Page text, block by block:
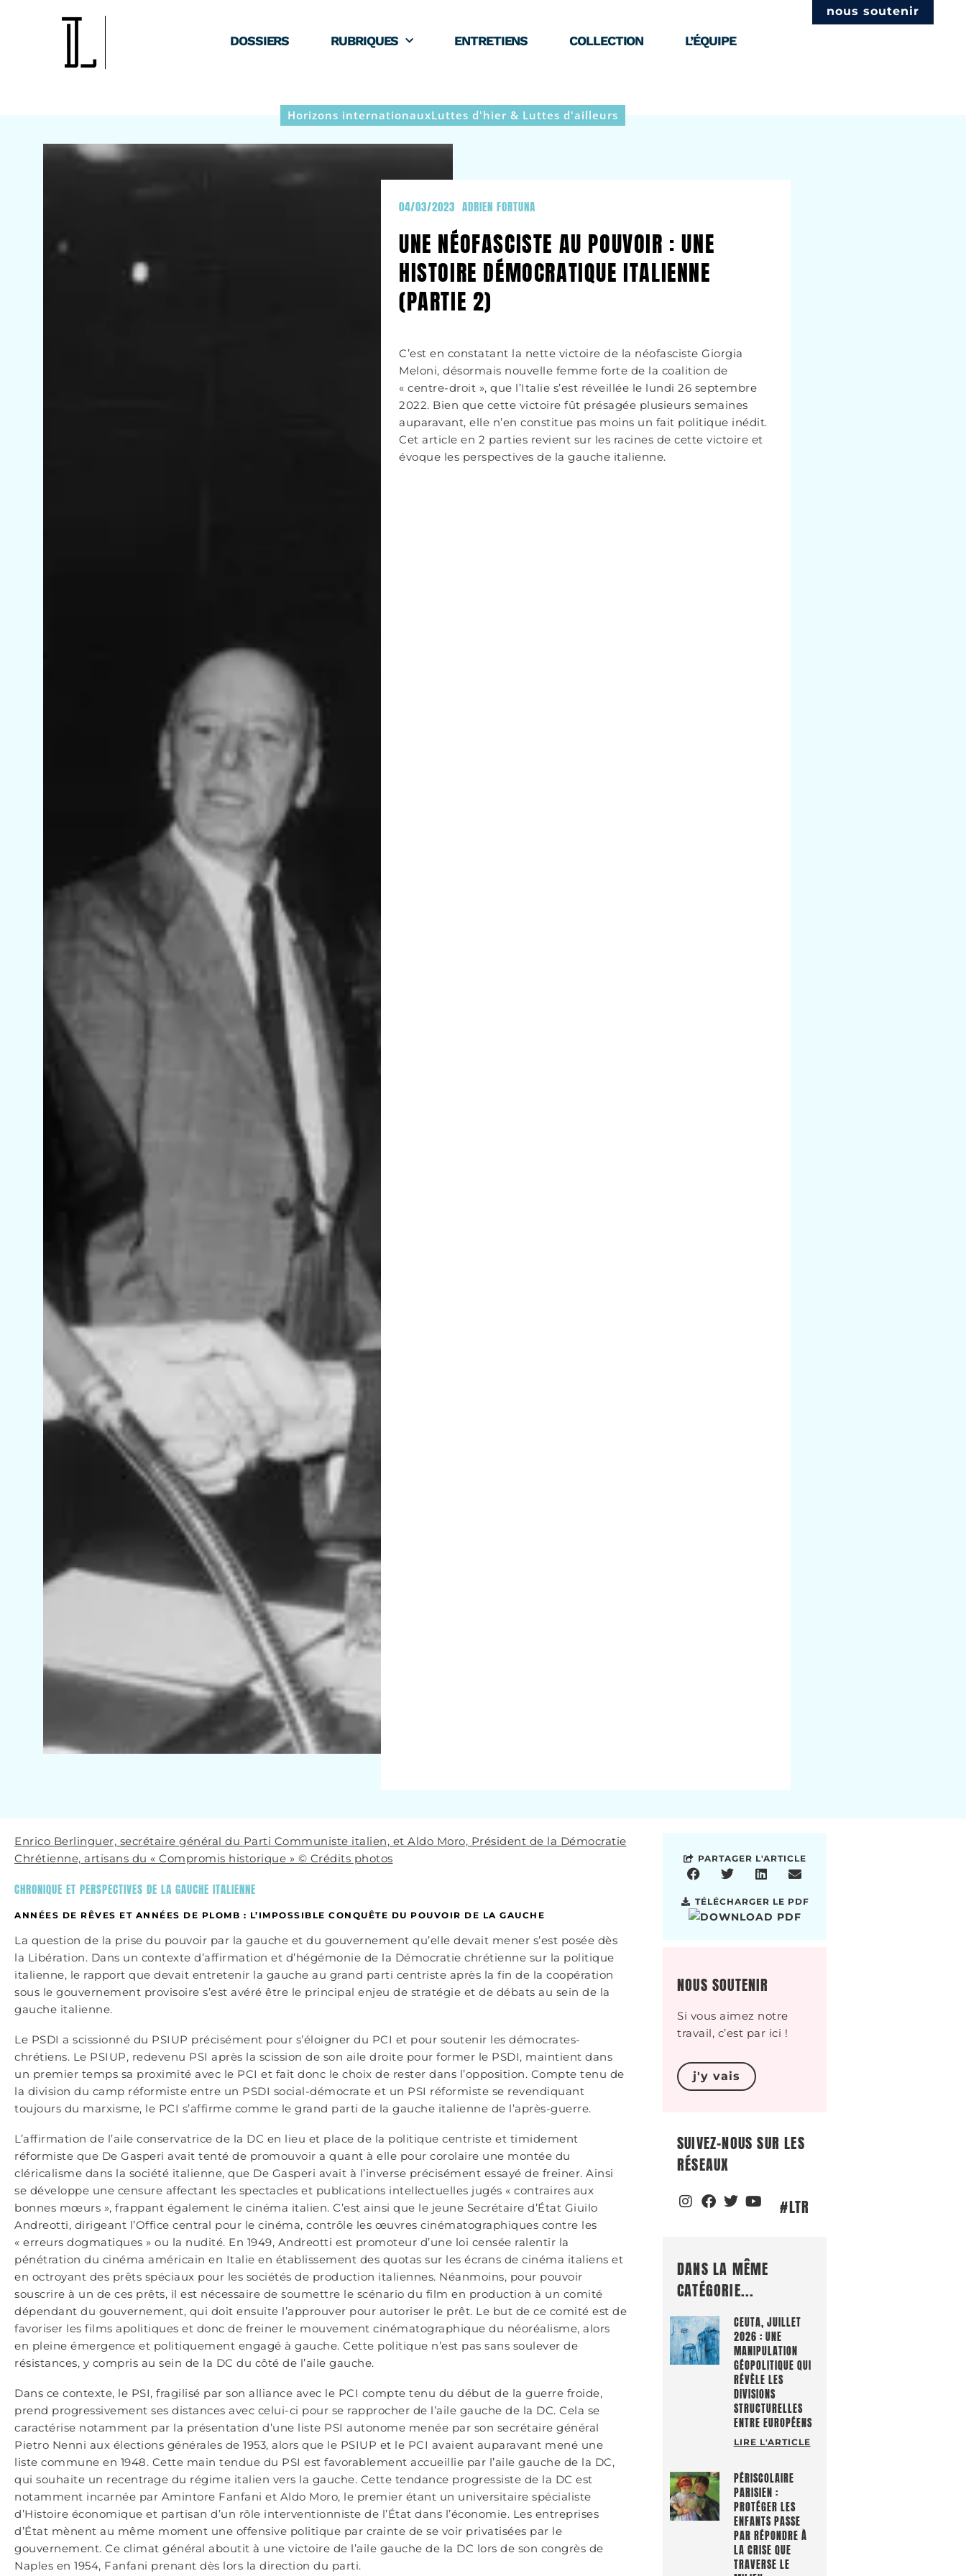
DOSSIERS RUBRIQUES ENTRETIENS COLLECTION L’ÉQUIPE
nous soutenir
Horizons internationauxLuttes d'hier & Luttes d'ailleurs
04/03/2023 ADRIEN FORTUNA
UNE NÉOFASCISTE AU POUVOIR : UNE
HISTOIRE DÉMOCRATIQUE ITALIENNE
(PARTIE 2)
C’est en constatant la nette victoire de la néofasciste Giorgia
Meloni, désormais nouvelle femme forte de la coalition de
« centre-droit », que l’Italie s’est réveillée le lundi 26 septembre
2022. Bien que cette victoire fût présagée plusieurs semaines
auparavant, elle n’en constitue pas moins un fait politique inédit.
Cet article en 2 parties revient sur les racines de cette victoire et
évoque les perspectives de la gauche italienne.
Enrico Berlinguer, secrétaire général du Parti Communiste italien, et Aldo Moro, Président de la Démocratie
Chrétienne, artisans du « Compromis historique » © Crédits photos
CHRONIQUE ET PERSPECTIVES DE LA GAUCHE ITALIENNE
ANNÉES DE RÊVES ET ANNÉES DE PLOMB : L’IMPOSSIBLE CONQUÊTE DU POUVOIR DE LA GAUCHE
La question de la prise du pouvoir par la gauche et du gouvernement qu’elle devait mener s’est posée dès
la Libération. Dans un contexte d’affirmation et d’hégémonie de la Démocratie chrétienne sur la politique
italienne, le rapport que devait entretenir la gauche au grand parti centriste après la fin de la coopération
sous le gouvernement provisoire s’est avéré être le principal enjeu de stratégie et de débats au sein de la
gauche italienne.
Le PSDI a scissionné du PSIUP précisément pour s’éloigner du PCI et pour soutenir les démocrates-
chrétiens. Le PSIUP, redevenu PSI après la scission de son aile droite pour former le PSDI, maintient dans
un premier temps sa proximité avec le PCI et fait donc le choix de rester dans l’opposition. Compte tenu de
la division du camp réformiste entre un PSDI social-démocrate et un PSI réformiste se revendiquant
toujours du marxisme, le PCI s’affirme comme le grand parti de la gauche italienne de l’après-guerre.
L’affirmation de l’aile conservatrice de la DC en lieu et place de la politique centriste et timidement
réformiste que De Gasperi avait tenté de promouvoir a quant à elle pour corolaire une montée du
cléricalisme dans la société italienne, que De Gasperi avait à l’inverse précisément essayé de freiner. Ainsi
se développe une censure affectant les spectacles et publications intellectuelles jugés « contraires aux
bonnes mœurs », frappant également le cinéma italien. C’est ainsi que le jeune Secrétaire d’État Giuilo
Andreotti, dirigeant l’Office central pour le cinéma, contrôle les œuvres cinématographiques contre les
« erreurs dogmatiques » ou la nudité. En 1949, Andreotti est promoteur d’une loi censée ralentir la
pénétration du cinéma américain en Italie en établissement des quotas sur les écrans de cinéma italiens et
en octroyant des prêts spéciaux pour les sociétés de production italiennes. Néanmoins, pour pouvoir
souscrire à un de ces prêts, il est nécessaire de soumettre le scénario du film en production à un comité
dépendant du gouvernement, qui doit ensuite l’approuver pour autoriser le prêt. Le but de ce comité est de
favoriser les films apolitiques et donc de freiner le mouvement cinématographique du néoréalisme, alors
en pleine émergence et politiquement engagé à gauche. Cette politique n’est pas sans soulever de
résistances, y compris au sein de la DC du côté de l’aile gauche.
Dans ce contexte, le PSI, fragilisé par son alliance avec le PCI compte tenu du début de la guerre froide,
prend progressivement ses distances avec celui-ci pour se rapprocher de l’aile gauche de la DC. Cela se
caractérise notamment par la présentation d’une liste PSI autonome menée par son secrétaire général
Pietro Nenni aux élections générales de 1953, alors que le PSIUP et le PCI avaient auparavant mené une
liste commune en 1948. Cette main tendue du PSI est favorablement accueillie par l’aile gauche de la DC,
qui souhaite un recentrage du régime italien vers la gauche. Cette tendance progressiste de la DC est
notamment incarnée par Amintore Fanfani et Aldo Moro, le premier étant un universitaire spécialiste
d’Histoire économique et partisan d’un rôle interventionniste de l’État dans l’économie. Les entreprises
d’État mènent au même moment une offensive politique par crainte de se voir privatisées par le
gouvernement. Ce climat général aboutit à une victoire de l’aile gauche de la DC lors de son congrès de
Naples en 1954, Fanfani prenant dès lors la direction du parti.
PARTAGER L'ARTICLE
TÉLÉCHARGER LE PDF
NOUS SOUTENIR
Si vous aimez notre
travail, c’est par ici !
j'y vais
SUIVEZ-NOUS SUR LES
RÉSEAUX
#LTR
DANS LA MÊME
CATÉGORIE...
CEUTA, JUILLET
2026 : UNE
MANIPULATION
GÉOPOLITIQUE QUI
RÉVÈLE LES
DIVISIONS
STRUCTURELLES
ENTRE EUROPÉENS
LIRE L'ARTICLE
PÉRISCOLAIRE
PARISIEN :
PROTÉGER LES
ENFANTS PASSE
PAR RÉPONDRE À
LA CRISE QUE
TRAVERSE LE